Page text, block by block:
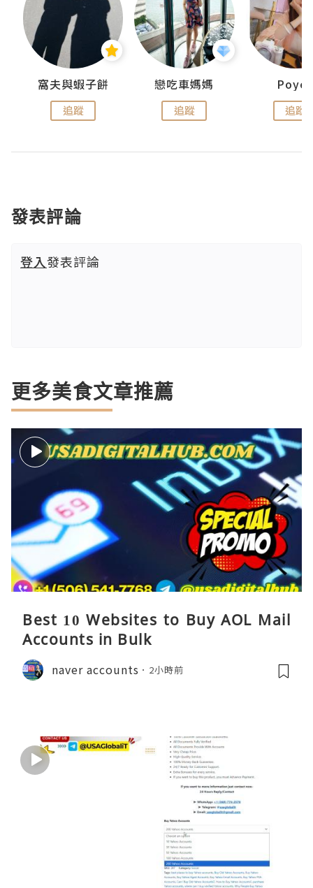
窩夫與蝦子餅
追蹤
戀吃車媽媽
追蹤 追蹤
發表評論
登入發表評論
更多美食文章推薦
Best 10 Websites to Buy AOL Mail
Accounts in Bulk
naver accounts 2小時前